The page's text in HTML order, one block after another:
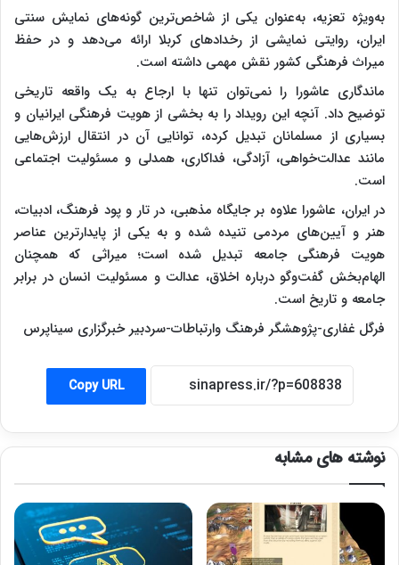
به‌ویژه تعزیه، به‌عنوان یکی از شاخص‌ترین گونه‌های نمایش سنتی
ایران، روایتی نمایشی از رخدادهای کربلا ارائه می‌دهد و در حفظ
میراث فرهنگی کشور نقش مهمی داشته است.
ماندگاری عاشورا را نمی‌توان تنها با ارجاع به یک واقعه تاریخی
توضیح داد. آنچه این رویداد را به بخشی از هویت فرهنگی ایرانیان و
بسیاری از مسلمانان تبدیل کرده، توانایی آن در انتقال ارزش‌هایی
مانند عدالت‌خواهی، آزادگی، فداکاری، همدلی و مسئولیت اجتماعی
است.
در ایران، عاشورا علاوه بر جایگاه مذهبی، در تار و پود فرهنگ، ادبیات،
هنر و آیین‌های مردمی تنیده شده و به یکی از پایدارترین عناصر
هویت فرهنگی جامعه تبدیل شده است؛ میراثی که همچنان
الهام‌بخش گفت‌وگو درباره اخلاق، عدالت و مسئولیت انسان در برابر
جامعه و تاریخ است.
فرگل غفاری-پژوهشگر فرهنگ وارتباطات-سردبیر خبرگزاری سیناپرس
Copy URL
نوشته های مشابه